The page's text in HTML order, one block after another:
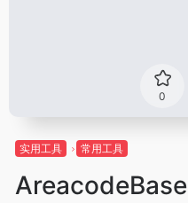
0
实用工具 常用工具
AreacodeBase